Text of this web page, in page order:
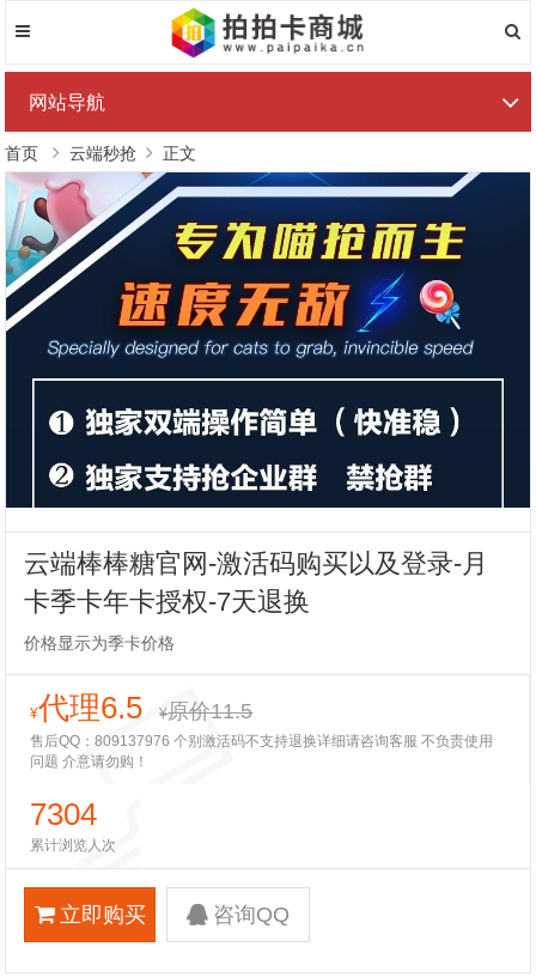
网站导航
首页 云端秒抢 正文
云端棒棒糖官网-激活码购买以及登录-月
卡季卡年卡授权-7天退换
价格显示为季卡价格
¥代理6.5 ¥原价11.5
售后QQ：809137976 个别激活码不支持退换详细请咨询客服 不负责使用
问题 介意请勿购！
7304
累计浏览人次
立即购买 咨询QQ